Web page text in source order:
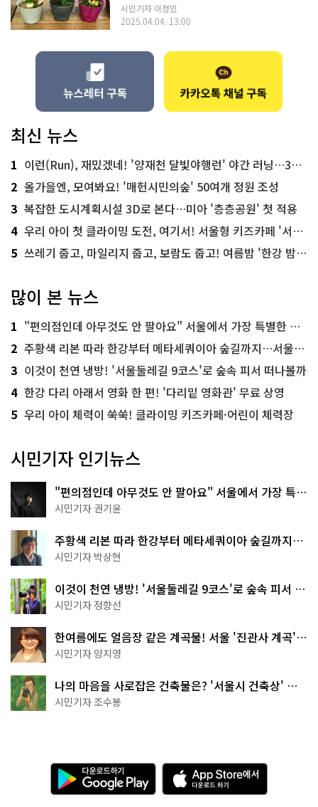
시민기자 이정민
2025.04.04. 13:00
최신 뉴스
1 이런(Run), 재밌겠네! '양재천 달빛야행런' 야간 러닝…300명 모집
2 올가을엔, 모여봐요! '매헌시민의숲' 50여개 정원 조성
3 복잡한 도시계획시설 3D로 본다…미아 '층층공원' 첫 적용
4 우리 아이 첫 클라이밍 도전, 여기서! 서울형 키즈카페 '서울가족플라자점'
5 쓰레기 줍고, 마일리지 줍고, 보람도 줍고! 여름밤 '한강 밤마실 줍깅'
많이 본 뉴스
1 "편의점인데 아무것도 안 팔아요" 서울에서 가장 특별한 편의점의 정체
2 주황색 리본 따라 한강부터 메타세쿼이아 숲길까지…서울둘레길 15코스
3 이것이 천연 냉방! '서울둘레길 9코스'로 숲속 피서 떠나볼까
4 한강 다리 아래서 영화 한 편! '다리밑 영화관' 무료 상영
5 우리 아이 체력이 쑥쑥! 클라이밍 키즈카페·어린이 체력장
시민기자 인기뉴스
"편의점인데 아무것도 안 팔아요" 서울에서 가장 특별
한 편의점의 정체
시민기자 권기윤
주황색 리본 따라 한강부터 메타세쿼이아 숲길까지…
서울둘레길 15코스
시민기자 박상현
이것이 천연 냉방! '서울둘레길 9코스'로 숲속 피서 떠
나볼까
시민기자 정향선
한여름에도 얼음장 같은 계곡물! 서울 '진관사 계곡'이
천국이네~
시민기자 양지영
나의 마음을 사로잡은 건축물은? '서울시 건축상' 수
상작 공개!
시민기자 조수봉
다
운
로
A
p
p